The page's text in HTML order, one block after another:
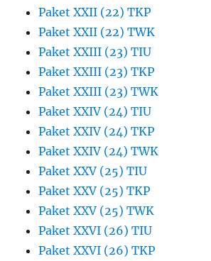
Paket XXII (22) TKP
Paket XXII (22) TWK
Paket XXIII (23) TIU
Paket XXIII (23) TKP
Paket XXIII (23) TWK
Paket XXIV (24) TIU
Paket XXIV (24) TKP
Paket XXIV (24) TWK
Paket XXV (25) TIU
Paket XXV (25) TKP
Paket XXV (25) TWK
Paket XXVI (26) TIU
Paket XXVI (26) TKP